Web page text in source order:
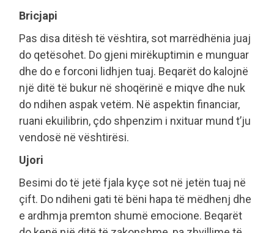
Bricjapi
Pas disa ditësh të vështira, sot marrëdhënia juaj
do qetësohet. Do gjeni mirëkuptimin e munguar
dhe do e forconi lidhjen tuaj. Beqarët do kalojnë
një ditë të bukur në shoqërinë e miqve dhe nuk
do ndihen aspak vetëm. Në aspektin financiar,
ruani ekuilibrin, çdo shpenzim i nxituar mund t’ju
vendosë në vështirësi.
Ujori
Besimi do të jetë fjala kyçe sot në jetën tuaj në
çift. Do ndiheni gati të bëni hapa të mëdhenj dhe
e ardhmja premton shumë emocione. Beqarët